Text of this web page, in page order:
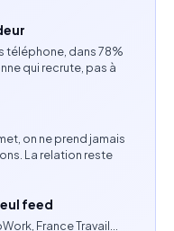
workflows sur
automation)
reporting régulier
la direction
des données
téléphone, dans 78%
qui recrute, pas à
on ne prend jamais
La relation reste
feed
France Travail…